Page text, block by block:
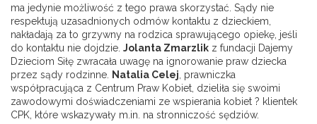
ma jedynie możliwość z tego prawa skorzystać. Sądy nie
respektują uzasadnionych odmów kontaktu z dzieckiem,
nakładają za to grzywny na rodzica sprawującego opiekę, jeśli
do kontaktu nie dojdzie. Jolanta Zmarzlik z fundacji Dajemy
Dzieciom Siłę zwracała uwagę na ignorowanie praw dziecka
przez sądy rodzinne. Natalia Celej, prawniczka
współpracująca z Centrum Praw Kobiet, dzieliła się swoimi
zawodowymi doświadczeniami ze wspierania kobiet ? klientek
CPK, które wskazywały m.in. na stronniczość sędziów.